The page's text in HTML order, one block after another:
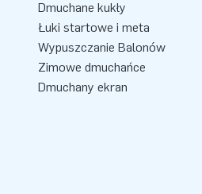
Dmuchane kukły
Łuki startowe i meta
Wypuszczanie Balonów
Zimowe dmuchańce
Dmuchany ekran